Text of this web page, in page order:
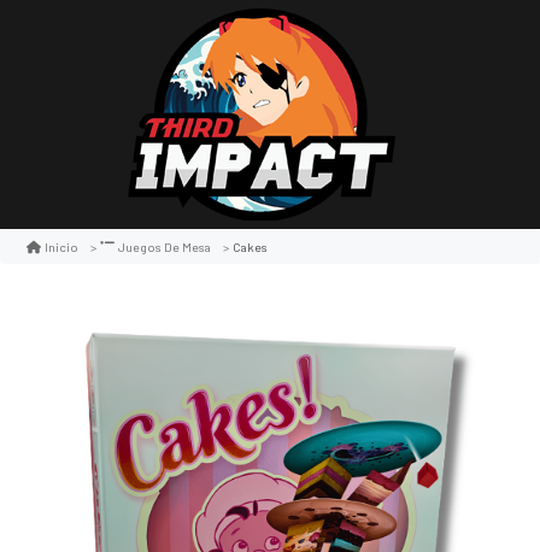
Inicio Juegos De Mesa Cakes